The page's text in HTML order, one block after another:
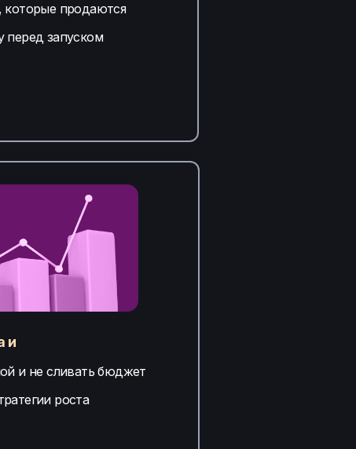
и не сливать бюджет
роста
и
которые продаются
перед запуском